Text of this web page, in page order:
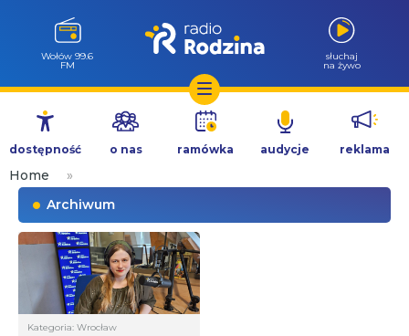
Przejdź
treści
Wołów 99.6
FM
słuchaj
na żywo
dostępność o nas ramówka audycje reklama
Home
»
Archiwum
Kategoria: Wrocław